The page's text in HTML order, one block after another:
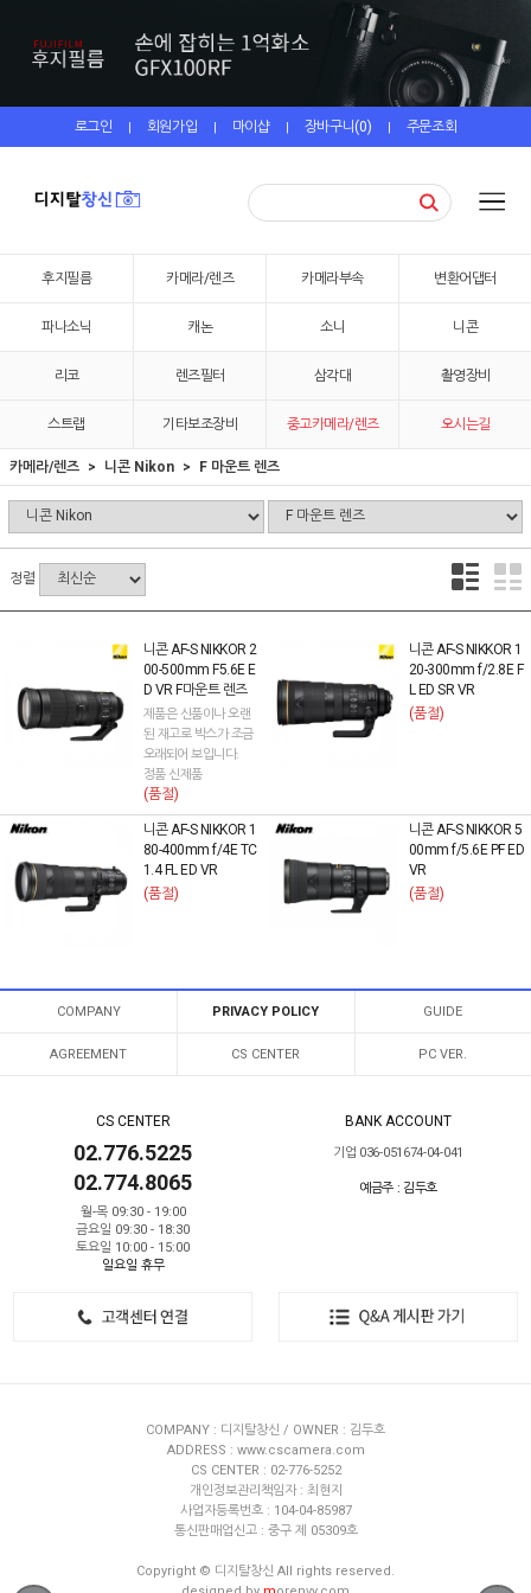
로그인 | 회원가입 | 마이샵 | 장바구니(0) | 주문조회
후지필름 카메라/렌즈 카메라부속 변환어댑터
파나소닉 캐논 소니 니콘
리코 렌즈필터 삼각대 촬영장비
스트랩 기타보조장비 중고카메라/렌즈 오시는길
카메라/렌즈 니콘 Nikon F 마운트 렌즈
정렬
니콘 AF-S NIKKOR 2
00-500mm F5.6E E
D VR F마운트 렌즈
제품은 신품이나 오랜
된 재고로 박스가 조금
오래되어 보입니다.
정품 신제품
(품절)
니콘 AF-S NIKKOR 1
20-300mm f/2.8E F
L ED SR VR
(품절)
니콘 AF-S NIKKOR 1
80-400mm f/4E TC
1.4 FL ED VR
(품절)
니콘 AF-S NIKKOR 5
00mm f/5.6E PF ED
VR
(품절)
COMPANY PRIVACY POLICY GUIDE
AGREEMENT CS CENTER PC VER.
CS CENTER
02.776.5225
02.774.8065
월-목 09:30 - 19:00
금요일 09:30 - 18:30
토요일 10:00 - 15:00
일요일 휴무
BANK ACCOUNT
기업 036-051674-04-041
예금주 : 김두호
COMPANY : 디지탈창신 / OWNER : 김두호
ADDRESS : www.cscamera.com
CS CENTER : 02-776-5252
개인정보관리책임자 : 최현지
사업자등록번호 : 104-04-85987
통신판매업신고 : 중구 제 05309호
Copyright © 디지탈창신 All rights reserved.